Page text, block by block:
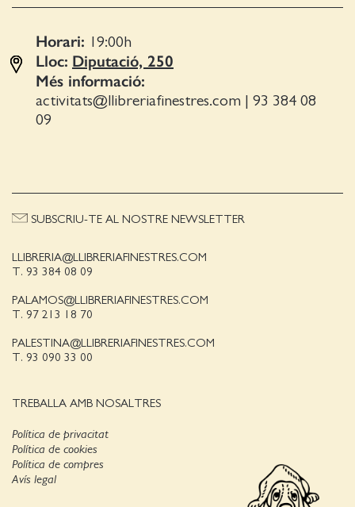
Horari: 19:00 h
Lloc: Diputació, 250
Més informació:
activitats@llibreriafinestres.com
93 384 08
09
LLIBRERIA@LLIBRERIAFINESTRES.COM
T. 93 384 08 09
PALAMOS@LLIBRERIAFINESTRES.COM
T. 97 213 18 70
PALESTINA@LLIBRERIAFINESTRES.COM
T. 93 090 33 00
TREBALLA AMB NOSALTRES
SUBSCRIU-TE AL NOSTRE NEWSLETTER
Política de privacitat
Política de cookies
Avís legal
Política de compres